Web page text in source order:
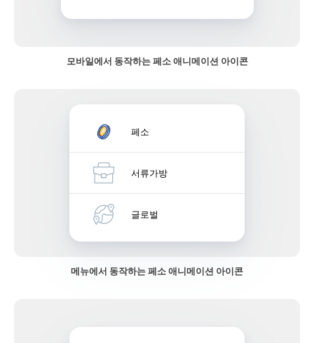
모바일에서 동작하는 페소 애니메이션 아이콘
페소
서류가방
글로벌
메뉴에서 동작하는 페소 애니메이션 아이콘